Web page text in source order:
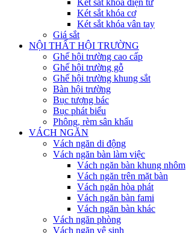
Két sắt khóa điện tử
Két sắt khóa cơ
Két sắt khóa vân tay
Giá sắt
NỘI THẤT HỘI TRƯỜNG
Ghế hội trường cao cấp
Ghế hội trường gỗ
Ghế hội trường khung sắt
Bàn hội trường
Bục tượng bác
Bục phát biểu
Phông, rèm sân khấu
VÁCH NGĂN
Vách ngăn di động
Vách ngăn bàn làm việc
Vách ngăn bàn khung nhôm
Vách ngăn trên mặt bàn
Vách ngăn hòa phát
Vách ngăn bàn fami
Vách ngăn bàn khác
Vách ngăn phòng
Vách ngăn vệ sinh